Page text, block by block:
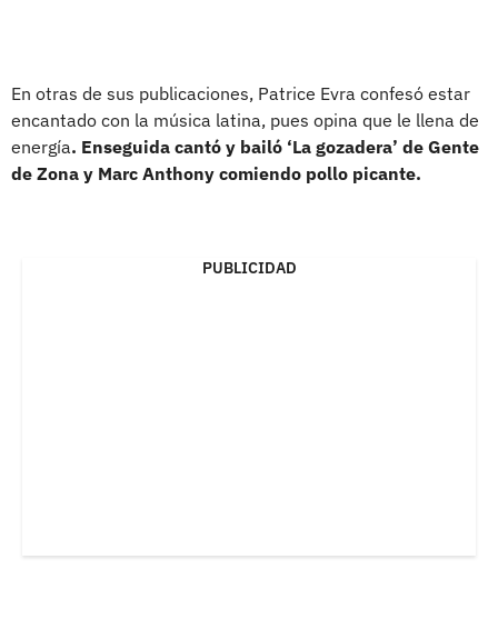
En otras de sus publicaciones, Patrice Evra confesó estar
encantado con la música latina, pues opina que le llena de
energía. Enseguida cantó y bailó ‘La gozadera’ de Gente
de Zona y Marc Anthony comiendo pollo picante.
PUBLICIDAD